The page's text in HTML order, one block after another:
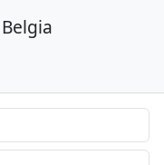
Belgia